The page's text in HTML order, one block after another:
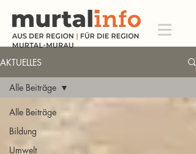
AKTUELLES
Alle Beiträge
Bildung
Umwelt
Alle Beiträge